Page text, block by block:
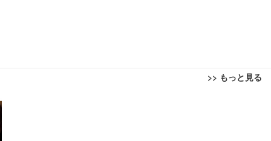
>> もっと見る
面昇降 強化ナイロン樹脂ベース 通気性メッシュ 在宅ワーク H-WY01